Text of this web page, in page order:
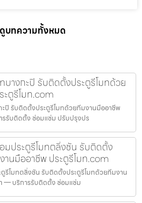
ดูบทความทั้งหมด
บางกะปิ รับติดตั้งประตูรีโมทด้วย
ตูรีโมท.com
ปิ รับติดตั้งประตูรีโมทด้วยทีมงานมืออาชีพ
รับติดตั้ง ซ่อมแซ่ม ปรับปรุงปร
มประตูรีโมทตลิ่งชัน รับติดตั้ง
านมืออาชีพ ประตูรีโมท.com
รีโมทตลิ่งชัน รับติดตั้งประตูรีโมทด้วยทีมงาน
— บริการรับติดตั้ง ซ่อมแซ่ม